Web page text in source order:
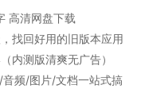
高清网盘下载
找回好用的旧版本应用
内测版清爽无广告）
频/图片/文档一站式搞